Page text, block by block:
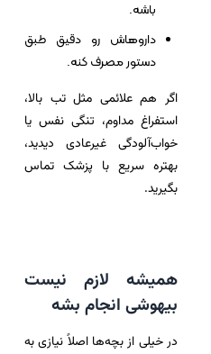
باشه.
داروهاش رو دقیق طبق
دستور مصرف کنه.
اگر هم علائمی مثل تب بالا،
استفراغ مداوم، تنگی نفس یا
خواب‌آلودگی غیرعادی دیدید،
بهتره سریع با پزشک تماس
بگیرید.
همیشه لازم نیست
بیهوشی انجام بشه
در خیلی از بچه‌ها اصلاً نیازی به